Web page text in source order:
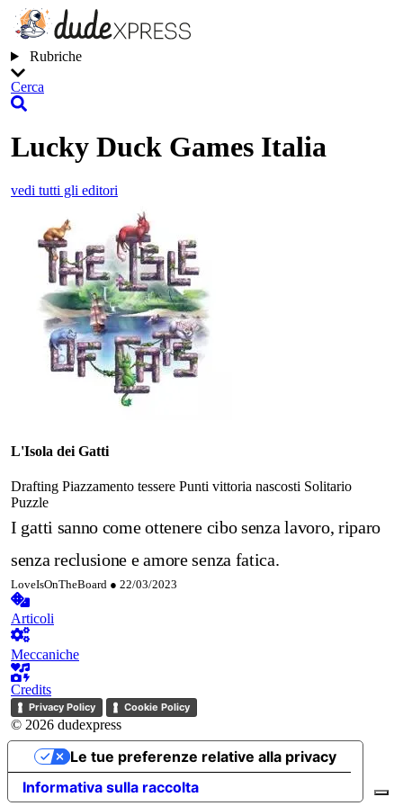
Rubriche
Cerca
Lucky Duck Games Italia
vedi tutti gli editori
L'Isola dei Gatti
Drafting Piazzamento tessere Punti vittoria nascosti Solitario
Puzzle
I gatti sanno come ottenere cibo senza lavoro, riparo
senza reclusione e amore senza fatica.
LoveIsOnTheBoard ● 22/03/2023
Articoli
Meccaniche
Credits
Privacy Policy Cookie Policy
© 2026 dudexpress
Informativa sulla raccolta
Le tue preferenze relative alla privacy